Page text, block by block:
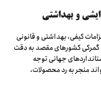
و بهداشتی
کیفی، بهداشتی و قانونی
گمرکی کشورهای مقصد به دقت
جهانی توجه
منجر به رد محصولات،